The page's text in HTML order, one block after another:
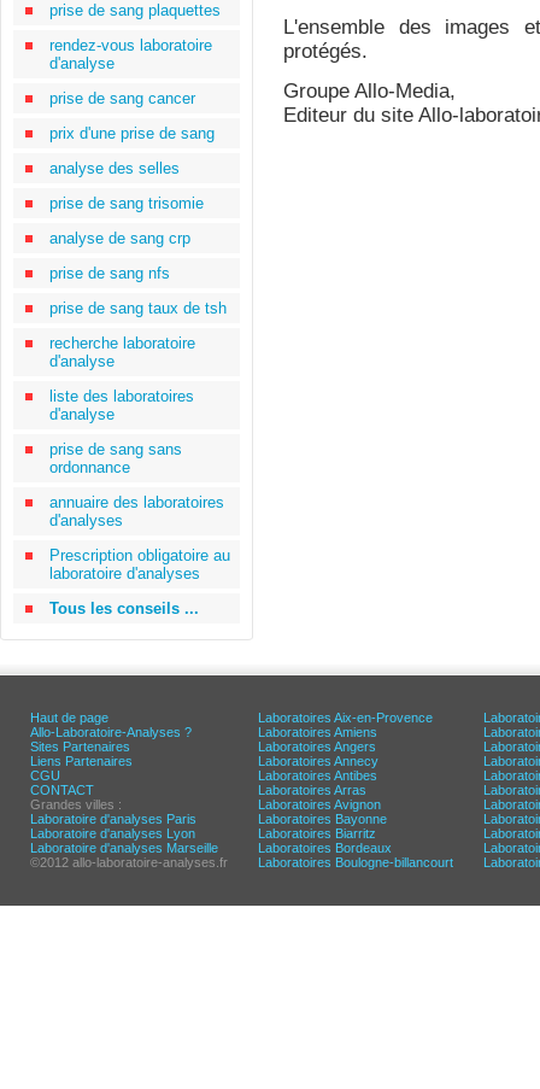
prise de sang plaquettes
rendez-vous laboratoire
d'analyse
prise de sang cancer
prix d'une prise de sang
analyse des selles
prise de sang trisomie
analyse de sang crp
prise de sang nfs
prise de sang taux de tsh
recherche laboratoire
d'analyse
liste des laboratoires
d'analyse
prise de sang sans
ordonnance
annuaire des laboratoires
d'analyses
Prescription obligatoire au
laboratoire d'analyses
Tous les conseils ...
L'ensemble des images
protégés.
Groupe Allo-Media,
Editeur du site Allo-
Haut de page
Allo-Laboratoire-Analyses ?
Sites Partenaires
Liens Partenaires
CGU
CONTACT
Grandes villes :
Laboratoire d'analyses Paris
Laboratoire d'analyses Lyon
Laboratoire d'analyses Marseille
©2012 allo-laboratoire-analyses.fr
Laboratoires Aix-en-Provence
Laboratoires Amiens
Laboratoires Angers
Laboratoires Annecy
Laboratoires Antibes
Laboratoires Arras
Laboratoires Avignon
Laboratoires Bayonne
Laboratoires Biarritz
Laboratoires Bordeaux
Laboratoires Boulogne-billancourt